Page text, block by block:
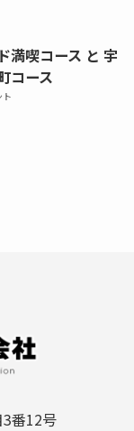
満喫コース と 宇
コース
ト
番12号